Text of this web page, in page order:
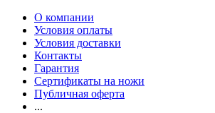
О компании
Условия оплаты
Условия доставки
Контакты
Гарантия
Сертификаты на ножи
Публичная оферта
...